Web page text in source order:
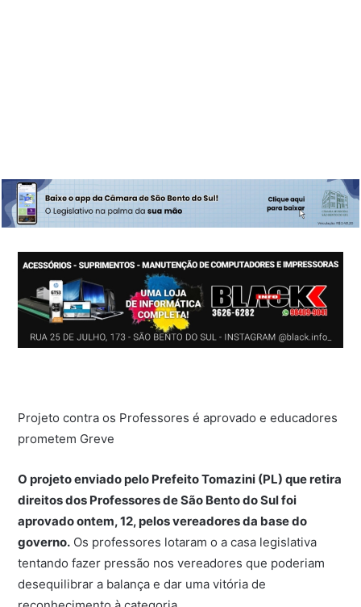
Projeto contra os Professores é aprovado e educadores
prometem Greve
O projeto enviado pelo Prefeito Tomazini (PL) que retira
direitos dos Professores de São Bento do Sul foi
aprovado ontem, 12, pelos vereadores da base do
governo. Os professores lotaram o a casa legislativa
tentando fazer pressão nos vereadores que poderiam
desequilibrar a balança e dar uma vitória de